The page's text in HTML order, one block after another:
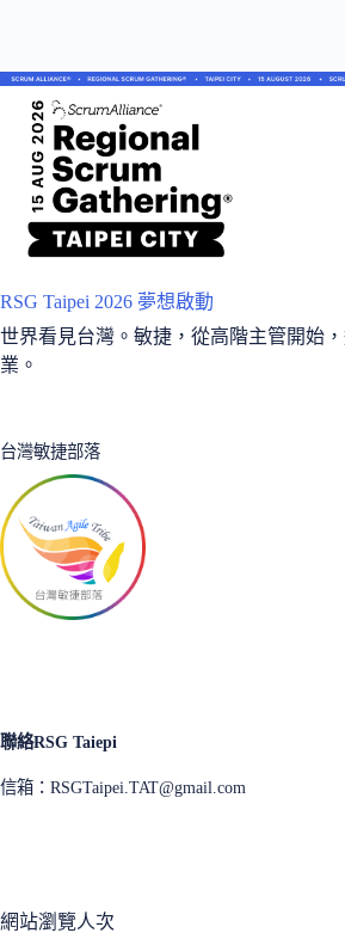
RSG Taipei 2026 夢想啟動
世界看見台灣。敏捷，從高階主管開始
業。
台灣敏捷部落
聯絡RSG Taiepi
信箱： RSGTaipei.TAT@gmail.com
網站瀏覽人次